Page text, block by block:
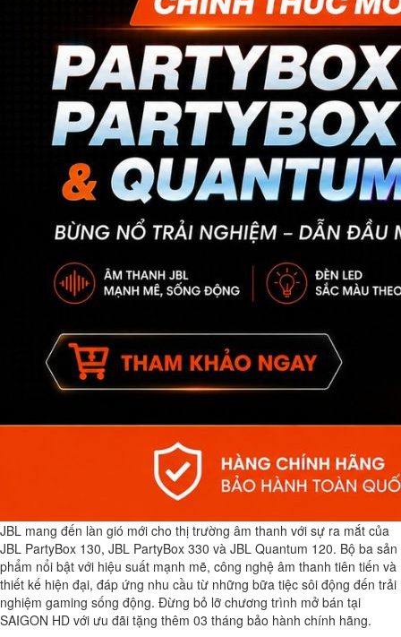
JBL mang đến làn gió mới cho thị trường âm thanh với sự ra mắt của
JBL PartyBox 130, JBL PartyBox 330 và JBL Quantum 120. Bộ ba sản
phẩm nổi bật với hiệu suất mạnh mẽ, công nghệ âm thanh tiên tiến và
thiết kế hiện đại, đáp ứng nhu cầu từ những bữa tiệc sôi động đến trải
nghiệm gaming sống động. Đừng bỏ lỡ chương trình mở bán tại
SAIGON HD với ưu đãi tặng thêm 03 tháng bảo hành chính hãng.